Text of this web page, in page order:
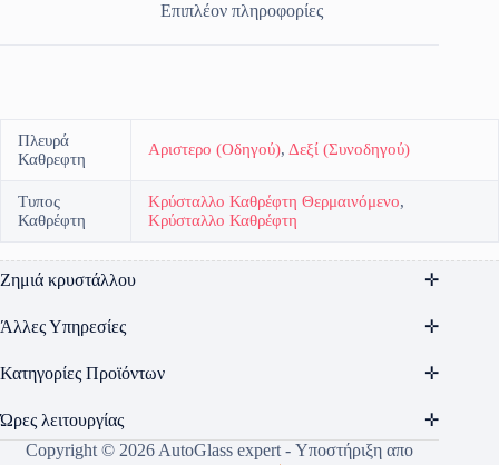
Επιπλέον πληροφορίες
Πλευρά
Καθρεφτη
Αριστερο (Οδηγού), Δεξί (Συνοδηγού)
Τυπος
Καθρέφτη
Κρύσταλλο Καθρέφτη Θερμαινόμενο,
Κρύσταλλο Καθρέφτη
Ζημιά κρυστάλλου
Άλλες Υπηρεσίες
Κατηγορίες Προϊόντων
Ώρες λειτουργίας
Copyright © 2026 AutoGlass expert - Υποστήριξη απο